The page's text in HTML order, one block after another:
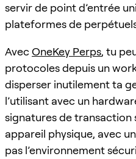
servir de point d’entrée
plateformes de
AvecOneKey Perps, tu
protocoles depuis un
disperser inutilement ta
l’utilisant avec un
signatures de transaction
appareil physique, avec
pas l’environnement